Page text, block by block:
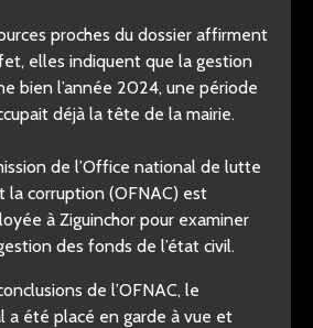
proches du dossier affirment
elles indiquent que la gestion
bien l’année 2024, une période
déjà la tête de la mairie.
de l’Office national de lutte
la corruption (OFNAC) est
à Ziguinchor pour examiner
des fonds de l’état civil.
de l’OFNAC, le
a été placé en garde à vue et